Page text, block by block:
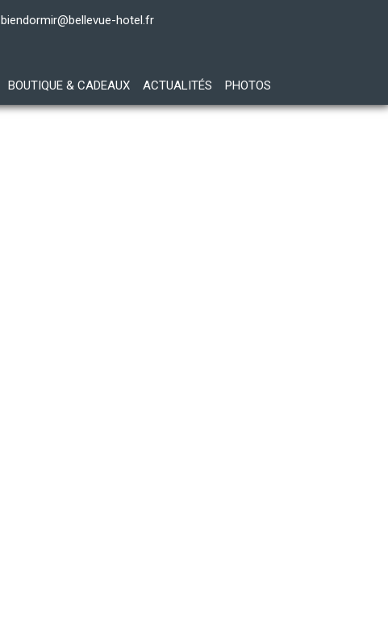
biendormir@bellevue-hotel.fr
BOUTIQUE & CADEAUX ACTUALITÉS PHOTOS